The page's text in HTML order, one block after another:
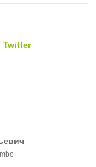
Twitter